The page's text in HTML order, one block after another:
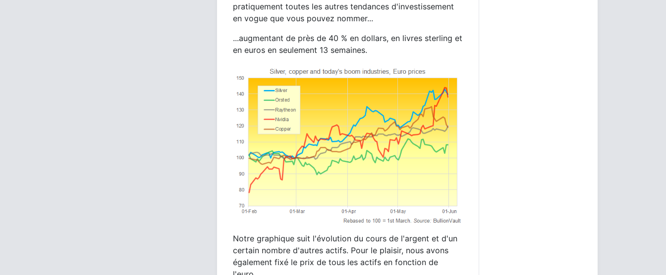
pratiquement toutes les autres tendances d'investissement
en vogue que vous pouvez nommer...
...augmentant de près de 40 % en dollars, en livres sterling et
en euros en seulement 13 semaines.
Notre graphique suit l'évolution du cours de l'argent et d'un
certain nombre d'autres actifs. Pour le plaisir, nous avons
également fixé le prix de tous les actifs en fonction de